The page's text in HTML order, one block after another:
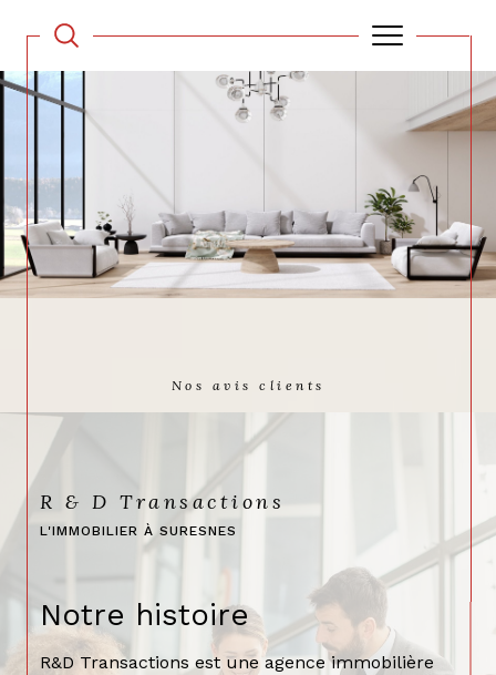
Nos avis clients
R & D Transactions
L'IMMOBILIER À SURESNES
Notre histoire
R&D Transactions est une agence immobilière